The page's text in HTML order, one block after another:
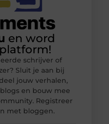
en word
schrijver of
Sluit je aan bij
jouw verhalen,
en bouw mee
Registreer
met bloggen.